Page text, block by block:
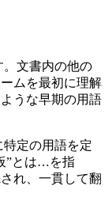
文書内の他の
ムを最初に理解
うな早期の用語
定の用語を定
”とは…を指
れ、一貫して翻